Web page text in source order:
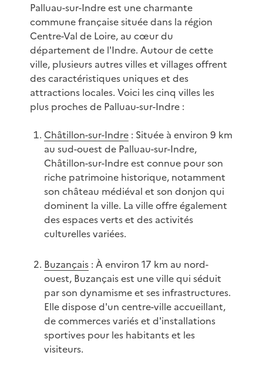
Palluau-sur-Indre est une charmante
commune française située dans la région
Centre-Val de Loire, au cœur du
département de l'Indre. Autour de cette
ville, plusieurs autres villes et villages offrent
des caractéristiques uniques et des
attractions locales. Voici les cinq villes les
plus proches de Palluau-sur-Indre :
Châtillon-sur-Indre: Située à environ 9 km
au sud-ouest de Palluau-sur-Indre,
Châtillon-sur-Indre est connue pour son
riche patrimoine historique, notamment
son château médiéval et son donjon qui
dominent la ville. La ville offre également
des espaces verts et des activités
culturelles variées.
Buzançais: À environ 17 km au nord-
ouest, Buzançais est une ville qui séduit
par son dynamisme et ses infrastructures.
Elle dispose d'un centre-ville accueillant,
de commerces variés et d'installations
sportives pour les habitants et les
visiteurs.